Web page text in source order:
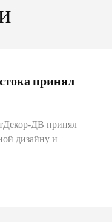
принял
ДВ принял
дизайну и